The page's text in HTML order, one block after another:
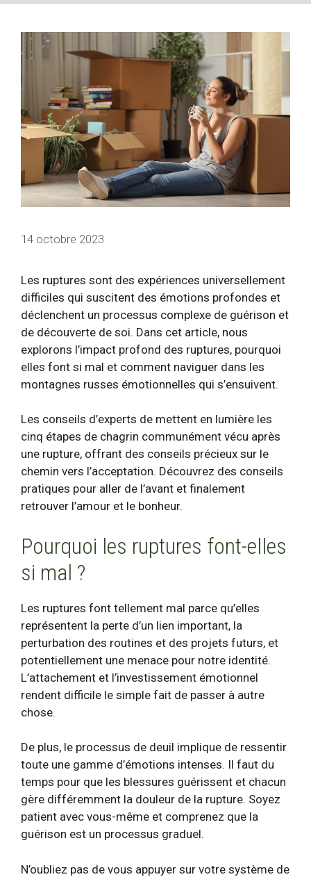
14 octobre 2023
Les ruptures sont des expériences universellement
difficiles qui suscitent des émotions profondes et
déclenchent un processus complexe de guérison et
de découverte de soi. Dans cet article, nous
explorons l’impact profond des ruptures, pourquoi
elles font si mal et comment naviguer dans les
montagnes russes émotionnelles qui s’ensuivent.
Les conseils d’experts de mettent en lumière les
cinq étapes de chagrin communément vécu après
une rupture, offrant des conseils précieux sur le
chemin vers l’acceptation. Découvrez des conseils
pratiques pour aller de l’avant et finalement
retrouver l’amour et le bonheur.
Pourquoi les ruptures font-elles
si mal ?
Les ruptures font tellement mal parce qu’elles
représentent la perte d’un lien important, la
perturbation des routines et des projets futurs, et
potentiellement une menace pour notre identité.
L’attachement et l’investissement émotionnel
rendent difficile le simple fait de passer à autre
chose.
De plus, le processus de deuil implique de ressentir
toute une gamme d’émotions intenses. Il faut du
temps pour que les blessures guérissent et chacun
gère différemment la douleur de la rupture. Soyez
patient avec vous-même et comprenez que la
guérison est un processus graduel.
N’oubliez pas de vous appuyer sur votre système de